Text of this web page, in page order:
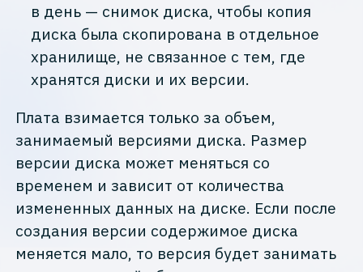
в день — снимок диска, чтобы копия
диска была скопирована в отдельное
хранилище, не связанное с тем, где
хранятся диски и их версии.
Плата взимается только за объем,
занимаемый версиями диска. Размер
версии диска может меняться со
временем и зависит от количества
измененных данных на диске. Если после
создания версии содержимое диска
меняется мало, то версия будет занимать